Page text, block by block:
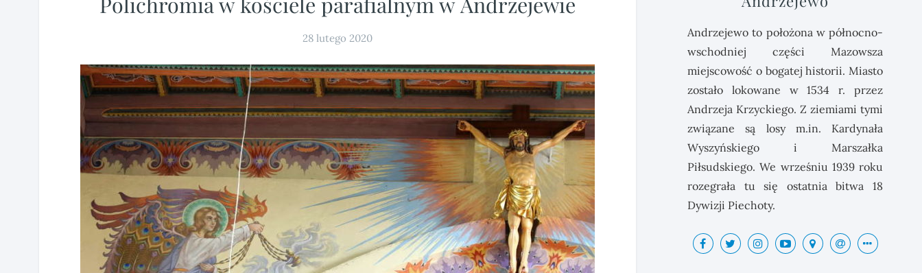
28 lutego 2020
Andrzejewo to położona w północno-
wschodniej części Mazowsza
miejscowość o bogatej historii. Miasto
zostało lokowane w 1534 r. przez
Andrzeja Krzyckiego. Z ziemiami tymi
związane są losy m.in. Kardynała
Wyszyńskiego i Marszałka
Piłsudskiego. We wrześniu 1939 roku
rozegrała tu się ostatnia bitwa 18
Dywizji Piechoty.